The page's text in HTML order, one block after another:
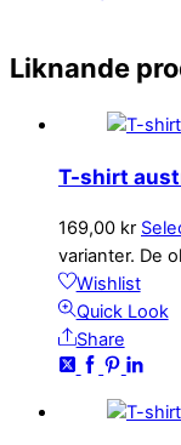
Liknande
T-shirt
169,00 kr
varianter. De
Wishlist
Quick Look
Share